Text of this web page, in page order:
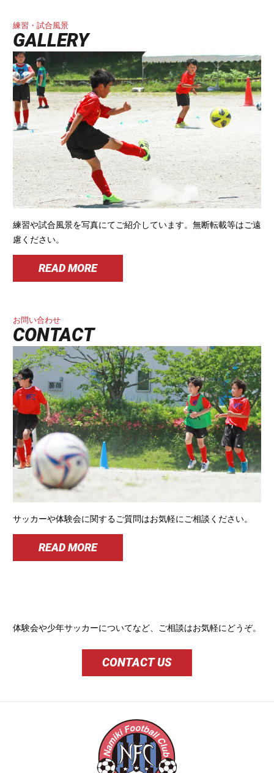
練習・試合風景
GALLERY
練習や試合風景を写真にてご紹介しています。無断転載等はご遠
慮ください。
READ MORE
お問い合わせ
CONTACT
サッカーや体験会に関するご質問はお気軽にご相談ください。
READ MORE
体験会や少年サッカーについてなど、ご相談はお気軽にどうぞ。
CONTACT US